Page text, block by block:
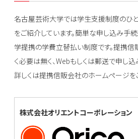
名古屋芸術大学では学生支援制度のひ
をご紹介しています。簡単な申し込み手
学提携の学費立替払い制度です。提携信
く必要は無く、Webもしくは郵送で申し込
詳しくは提携信販会社のホームページを
株式会社オリエントコーポレーション